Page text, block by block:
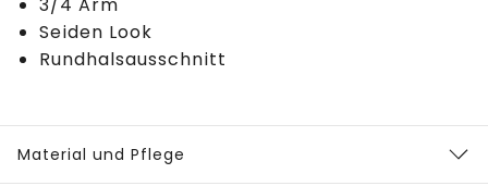
3/4 Arm
Seiden Look
Rundhalsausschnitt
Material und Pflege